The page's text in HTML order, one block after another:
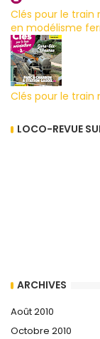
Clés pour le
en modélisme
Clés pour le
LOCO-REVUE
ARCHIVES
Août 2010
Octobre 2010